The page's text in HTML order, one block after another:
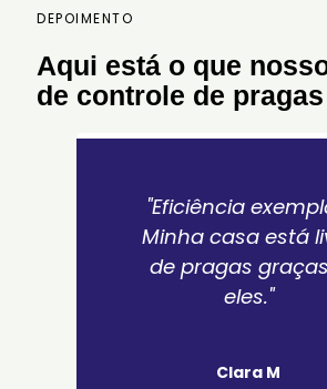
DEPOIMENTO
Aqui está o que
de controle de
"Eficiência
Minha casa está
de pragas
eles."
Clara M